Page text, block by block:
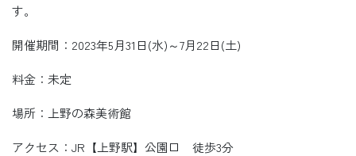
す。
開催期間：2023年5月31日(水)～7月22日(土)
料金：未定
場所：上野の森美術館
アクセス：JR【上野駅】公園口 徒歩3分